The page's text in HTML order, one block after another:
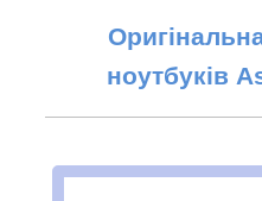
ноутбуків